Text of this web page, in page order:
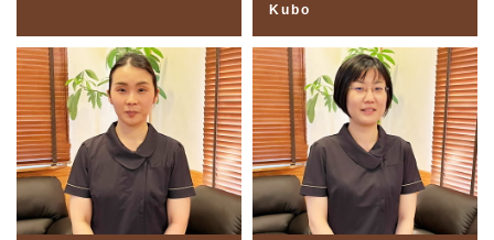
Kubo